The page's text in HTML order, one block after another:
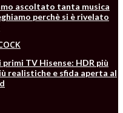
ascoltato tanta musica
perchè si è rivelato
TV Hisense: HDR più
realistiche e sfida aperta al